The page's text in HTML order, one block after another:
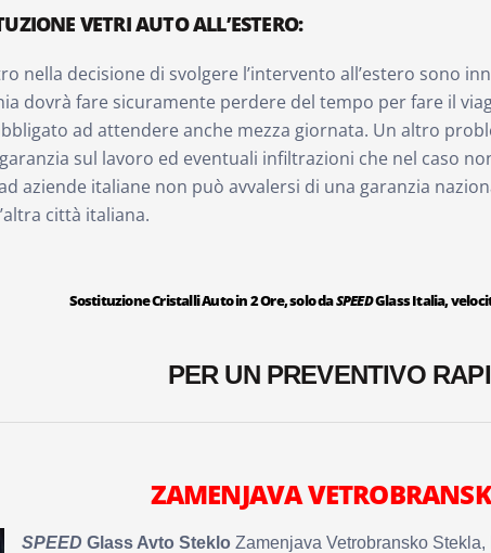
VETRI AUTO ALL’ESTERO:
nella decisione di svolgere l’intervento all’estero sono
dovrà fare sicuramente perdere del tempo per fare il
ad attendere anche mezza giornata. Un altro
sul lavoro ed eventuali infiltrazioni che nel caso
aziende italiane non può avvalersi di una garanzia
città italiana.
Sostituzione Cristalli Auto in 2 Ore, solo daSPEEDGlass Italia,
PER UN PREVENTIVO
ZAMENJAVA
SPEED Glass Avto Steklo Zamenjava Vetrobransko